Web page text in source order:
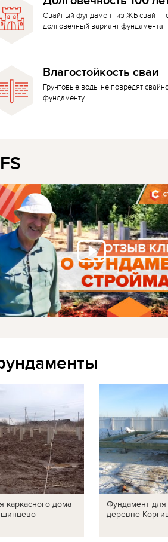
Свайный фундамент из ЖБ свай —
долговечный вариант фундамента
Влагостойкость сваи
Грунтовые воды не повредят
фундаменту
каркасного дома
Фундамент
деревне